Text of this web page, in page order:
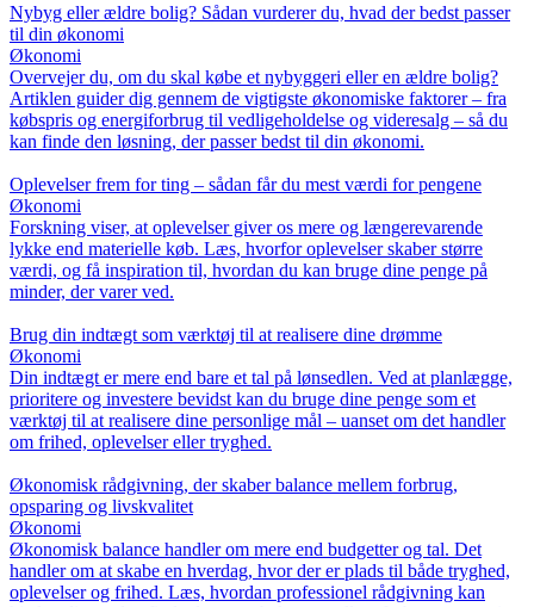
Nybyg eller ældre bolig? Sådan vurderer du, hvad der bedst passer
til din økonomi
Økonomi
Overvejer du, om du skal købe et nybyggeri eller en ældre bolig?
Artiklen guider dig gennem de vigtigste økonomiske faktorer – fra
købspris og energiforbrug til vedligeholdelse og videresalg – så du
kan finde den løsning, der passer bedst til din økonomi.
Oplevelser frem for ting – sådan får du mest værdi for pengene
Økonomi
Forskning viser, at oplevelser giver os mere og længerevarende
lykke end materielle køb. Læs, hvorfor oplevelser skaber større
værdi, og få inspiration til, hvordan du kan bruge dine penge på
minder, der varer ved.
Brug din indtægt som værktøj til at realisere dine drømme
Økonomi
Din indtægt er mere end bare et tal på lønsedlen. Ved at planlægge,
prioritere og investere bevidst kan du bruge dine penge som et
værktøj til at realisere dine personlige mål – uanset om det handler
om frihed, oplevelser eller tryghed.
Økonomisk rådgivning, der skaber balance mellem forbrug,
opsparing og livskvalitet
Økonomi
Økonomisk balance handler om mere end budgetter og tal. Det
handler om at skabe en hverdag, hvor der er plads til både tryghed,
oplevelser og frihed. Læs, hvordan professionel rådgivning kan